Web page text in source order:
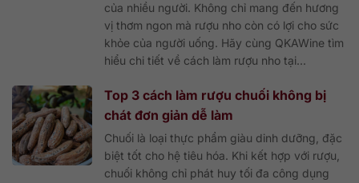
của nhiều người. Không chỉ mang đến hương
vị thơm ngon mà rượu nho còn có lợi cho sức
khỏe của người uống. Hãy cùng QKAWine tìm
hiểu chi tiết về cách làm rượu nho tại...
Top 3 cách làm rượu chuối không bị
chát đơn giản dễ làm
Chuối là loại thực phẩm giàu dinh dưỡng, đặc
biệt tốt cho hệ tiêu hóa. Khi kết hợp với rượu,
chuối không chỉ phát huy tối đa công dụng